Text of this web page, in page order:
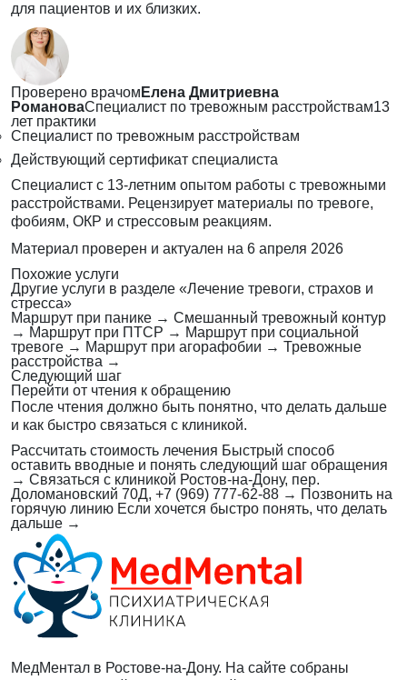
для пациентов и их близких.
Проверено врачом Елена Дмитриевна
РомановаСпециалист по тревожным расстройствам13
лет практики
Специалист по тревожным расстройствам
Действующий сертификат специалиста
Специалист с 13-летним опытом работы с тревожными
расстройствами. Рецензирует материалы по тревоге,
фобиям, ОКР и стрессовым реакциям.
Материал проверен и актуален на 6 апреля 2026
Похожие услуги
Другие услуги в разделе «Лечение тревоги, страхов и
стресса»
Маршрут при панике → Смешанный тревожный контур
→ Маршрут при ПТСР → Маршрут при социальной
тревоге → Маршрут при агорафобии → Тревожные
расстройства →
Следующий шаг
Перейти от чтения к обращению
После чтения должно быть понятно, что делать дальше
и как быстро связаться с клиникой.
Рассчитать стоимость лечения Быстрый способ
оставить вводные и понять следующий шаг обращения
→ Связаться с клиникой Ростов-на-Дону, пер.
Доломановский 70Д, +7 (969) 777-62-88 → Позвонить на
горячую линию Если хочется быстро понять, что делать
дальше →
МедМентал в Ростове-на-Дону. На сайте собраны